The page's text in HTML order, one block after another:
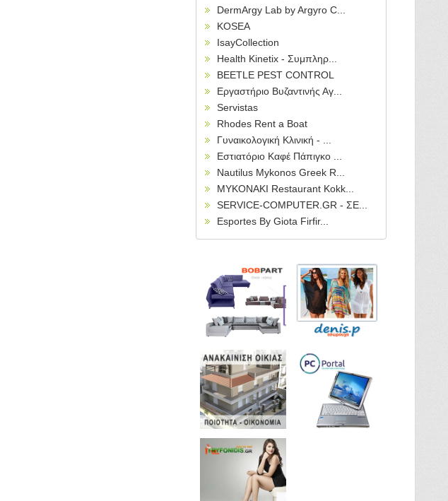
DermArgy Lab by Argyro C...
KOSEA
IsayCollection
Health Kinetix - Συμπληρ...
BEETLE PEST CONTROL
Εργαστήριο Βυζαντινής Αγ...
Servistas
Rhodes Rent a Boat
Γυναικολογική Κλινική - ...
Εστιατόριο Καφέ Πάπιγκο ...
Nautilus Mykonos Greek R...
MYKONAKI Restaurant Kokk...
SERVICE-COMPUTER.GR - ΣΕ...
Esportes By Giota Firfir...